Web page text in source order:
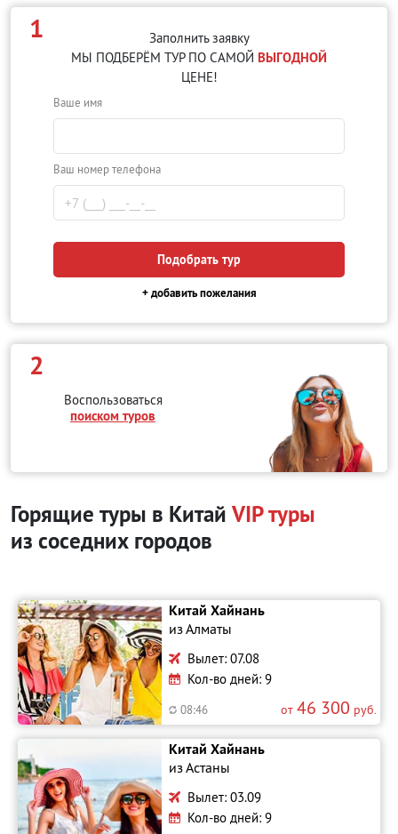
1
Заполнить заявку
МЫ ПОДБЕРЁМ ТУР ПО САМОЙ ВЫГОДНОЙ
ЦЕНЕ!
Ваше имя
Ваш номер телефона
Подобрать тур
+ добавить пожелания
2
Воспользоваться
поиском туров
Горящие туры в Китай VIP туры
из соседних городов
Китай Хайнань
из Алматы
Вылет: 07.08
Кол-во дней: 9
08:46 от 46 300 руб.
Китай Хайнань
из Астаны
Вылет: 03.09
Кол-во дней: 9